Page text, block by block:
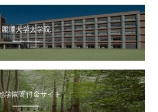
麗澤大学大学院
学園寄付金サイト